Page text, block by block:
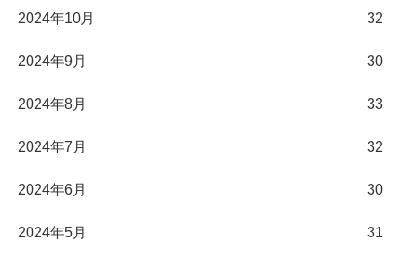
2024年10月 32
2024年9月 30
2024年8月 33
2024年7月 32
2024年6月 30
2024年5月 31